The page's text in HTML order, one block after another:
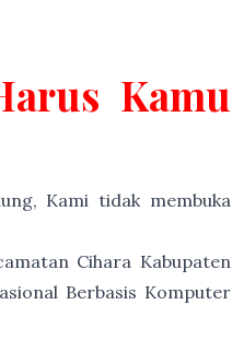
Kamu
Kami tidak membuka
Cihara Kabupaten
Berbasis Komputer